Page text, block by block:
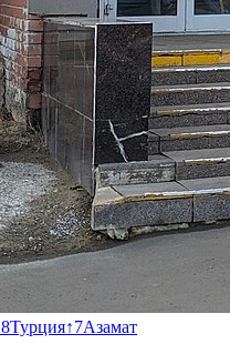
8Турция↑7Азамат